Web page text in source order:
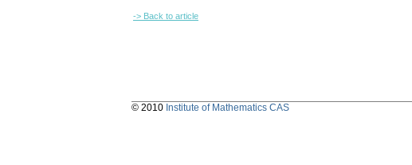
-> Back to article
© 2010 Institute of Mathematics CAS